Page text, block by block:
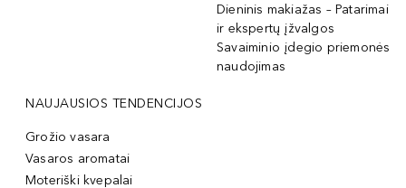
Dieninis makiažas – Patarimai
ir ekspertų įžvalgos
Savaiminio įdegio priemonės
naudojimas
NAUJAUSIOS TENDENCIJOS
Grožio vasara
Vasaros aromatai
Moteriški kvepalai